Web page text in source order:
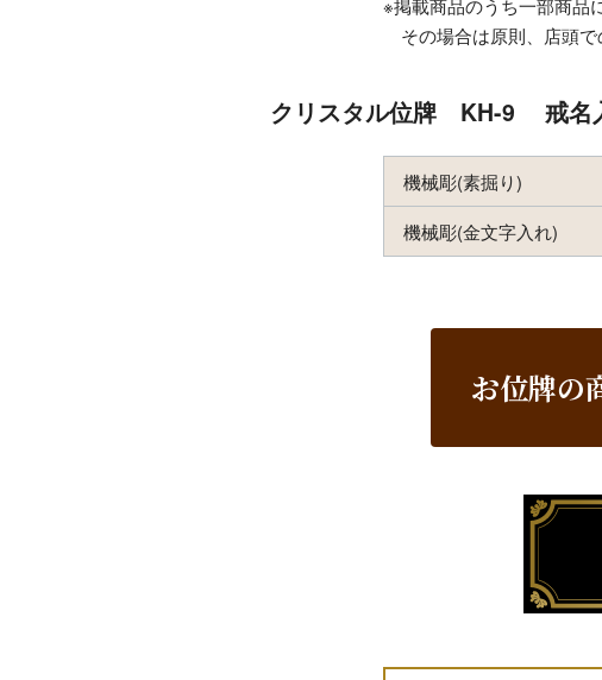
※掲載商品のうち一部商品
その場合は原則、店頭で
クリスタル位牌 KH-9 戒名
機械彫(素掘り)
機械彫(金文字入れ)
お位牌の